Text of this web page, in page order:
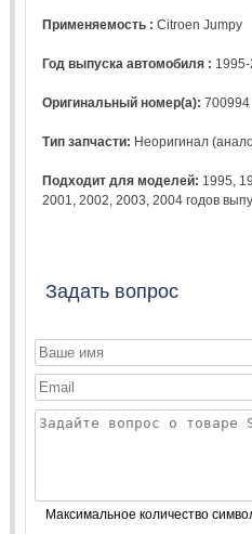
Применяемость :Citroen Jumpy
Год выпуска автомобиля :
Оригинальный номер(а):700994
Тип запчасти: Неоригинал
Подходит для моделей: 1995
2001
,2002 ,2003 ,2004 годов
Задать вопрос
Максимальное количество